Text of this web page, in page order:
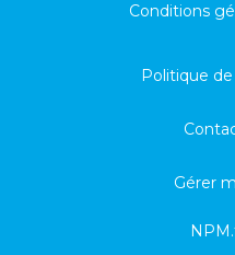
Conditions
Politique
Gérer